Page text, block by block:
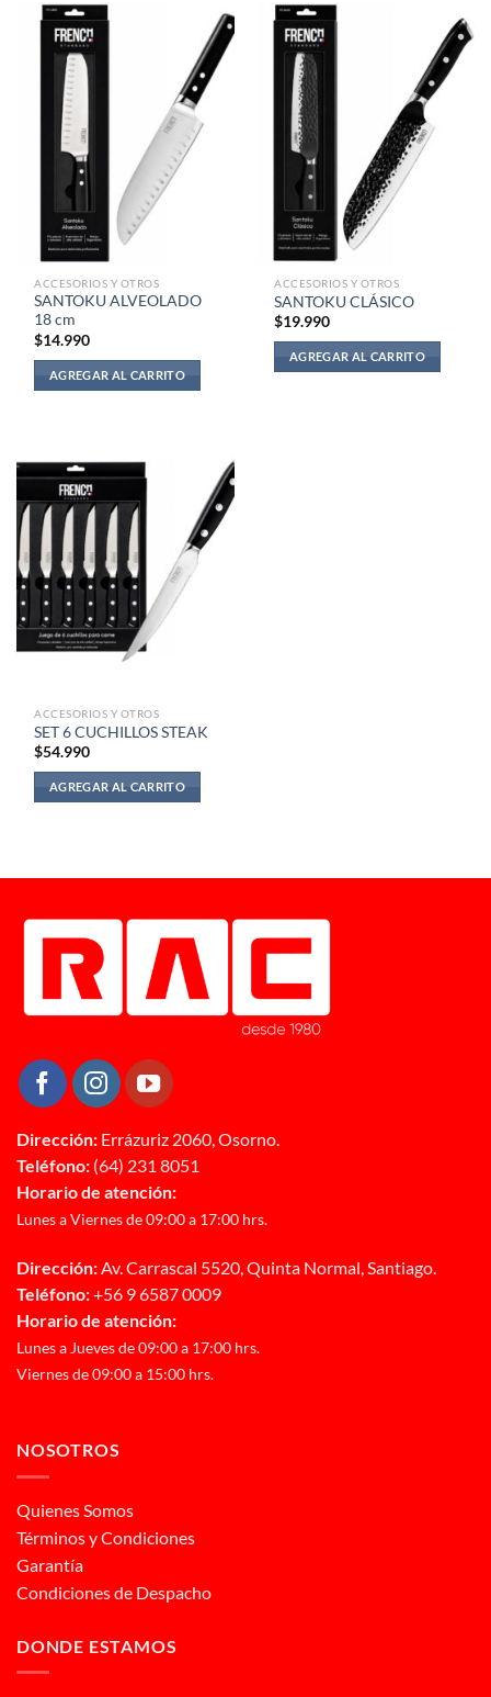
ACCESORIOS Y OTROS
SANTOKU ALVEOLADO
18 cm
$14.990
AGREGAR AL CARRITO
ACCESORIOS Y OTROS
SANTOKU CLÁSICO
$19.990
AGREGAR AL CARRITO
ACCESORIOS Y OTROS
SET 6 CUCHILLOS STEAK
$54.990
AGREGAR AL CARRITO
Dirección: Errázuriz 2060, Osorno.
Teléfono: (64) 231 8051
Horario de atención:
Lunes a Viernes de 09:00 a 17:00 hrs.
Dirección:Av. Carrascal 5520, Quinta Normal, Santiago.
Teléfono:+56 9 6587 0009
Horario de atención:
Lunes a Jueves de 09:00 a 17:00 hrs.
Viernes de 09:00 a 15:00 hrs.
NOSOTROS
Quienes Somos
Términos y Condiciones
Garantía
Condiciones de Despacho
DONDE ESTAMOS